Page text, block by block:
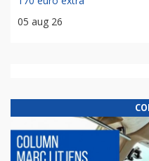
05 aug 26